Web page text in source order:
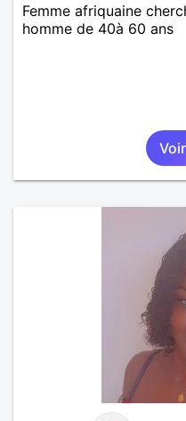
Femme afriquaine
homme de 40à 60 ans